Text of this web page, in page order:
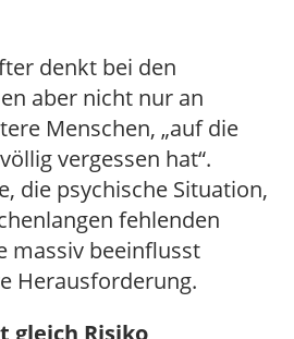
denkt bei den
aber nicht nur an
Menschen, „auf die
vergessen hat“.
die psychische Situation,
fehlenden
massiv beeinflusst
Herausforderung.